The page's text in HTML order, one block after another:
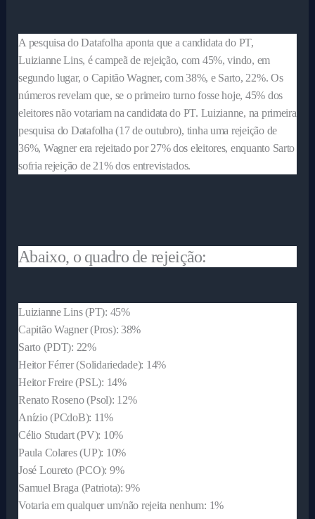
A pesquisa do Datafolha aponta que a candidata do PT,
Luizianne Lins, é campeã de rejeição, com 45%, vindo, em
segundo lugar, o Capitão Wagner, com 38%, e Sarto, 22%. Os
números revelam que, se o primeiro turno fosse hoje, 45% dos
eleitores não votariam na candidata do PT. Luizianne, na primeira
pesquisa do Datafolha (17 de outubro), tinha uma rejeição de
36%, Wagner era rejeitado por 27% dos eleitores, enquanto Sarto
sofria rejeição de 21% dos entrevistados.
Abaixo, o quadro de rejeição:
Luizianne Lins (PT): 45%
Capitão Wagner (Pros): 38%
Sarto (PDT): 22%
Heitor Férrer (Solidariedade): 14%
Heitor Freire (PSL): 14%
Renato Roseno (Psol): 12%
Anízio (PCdoB): 11%
Célio Studart (PV): 10%
Paula Colares (UP): 10%
José Loureto (PCO): 9%
Samuel Braga (Patriota): 9%
Votaria em qualquer um/não rejeita nenhum: 1%